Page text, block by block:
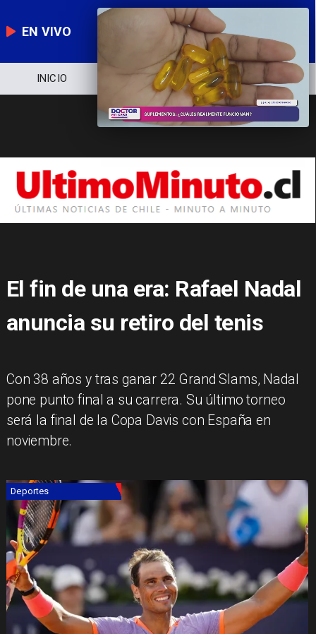
EN VIVO
NOTICIERO POLÍTICA ECONOMÍA
El fin de una era: Rafael Nadal
anuncia su retiro del tenis
​Con 38 años y tras ganar 22 Grand Slams, Nadal
pone punto final a su carrera. Su último torneo
será la final de la Copa Davis con España en
noviembre.
Deportes